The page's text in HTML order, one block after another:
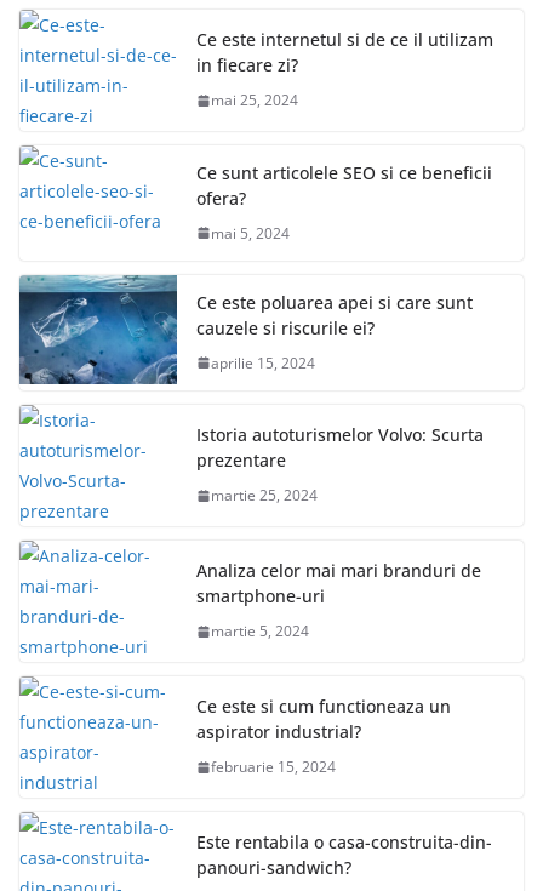
Ce este internetul si de ce il utilizam
in fiecare zi?
mai 25, 2024
Ce sunt articolele SEO si ce beneficii
ofera?
mai 5, 2024
Ce este poluarea apei si care sunt
cauzele si riscurile ei?
aprilie 15, 2024
Istoria autoturismelor Volvo: Scurta
prezentare
martie 25, 2024
Analiza celor mai mari branduri de
smartphone-uri
martie 5, 2024
Ce este si cum functioneaza un
aspirator industrial?
februarie 15, 2024
Este rentabila o casa-construita-din-
panouri-sandwich?